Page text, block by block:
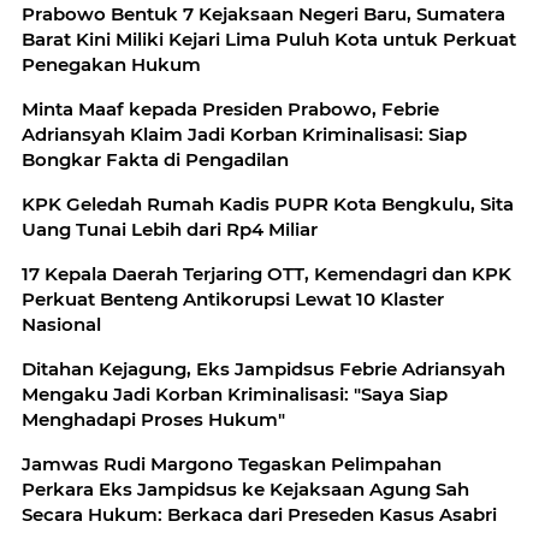
Prabowo Bentuk 7 Kejaksaan Negeri Baru, Sumatera
Barat Kini Miliki Kejari Lima Puluh Kota untuk Perkuat
Penegakan Hukum
Minta Maaf kepada Presiden Prabowo, Febrie
Adriansyah Klaim Jadi Korban Kriminalisasi: Siap
Bongkar Fakta di Pengadilan
KPK Geledah Rumah Kadis PUPR Kota Bengkulu, Sita
Uang Tunai Lebih dari Rp4 Miliar
17 Kepala Daerah Terjaring OTT, Kemendagri dan KPK
Perkuat Benteng Antikorupsi Lewat 10 Klaster
Nasional
Ditahan Kejagung, Eks Jampidsus Febrie Adriansyah
Mengaku Jadi Korban Kriminalisasi: "Saya Siap
Menghadapi Proses Hukum"
Jamwas Rudi Margono Tegaskan Pelimpahan
Perkara Eks Jampidsus ke Kejaksaan Agung Sah
Secara Hukum: Berkaca dari Preseden Kasus Asabri